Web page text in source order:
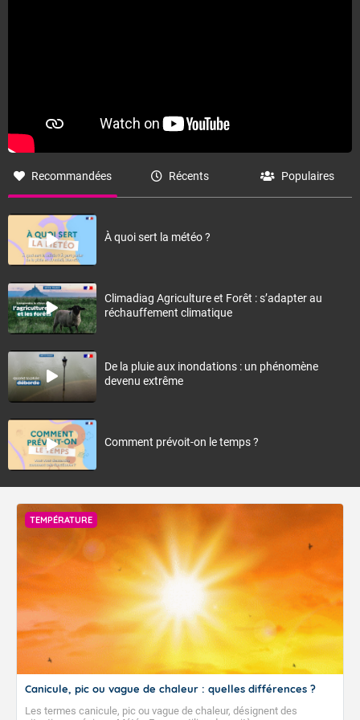
Recommandées Récents Populaires
À quoi sert la météo ?
Climadiag Agriculture et Forêt : s’adapter au
réchauffement climatique
De la pluie aux inondations : un phénomène
devenu extrême
Comment prévoit-on le temps ?
TEMPÉRATURE
Canicule, pic ou vague de chaleur : quelles différences ?
Les termes canicule, pic ou vague de chaleur, désignent des